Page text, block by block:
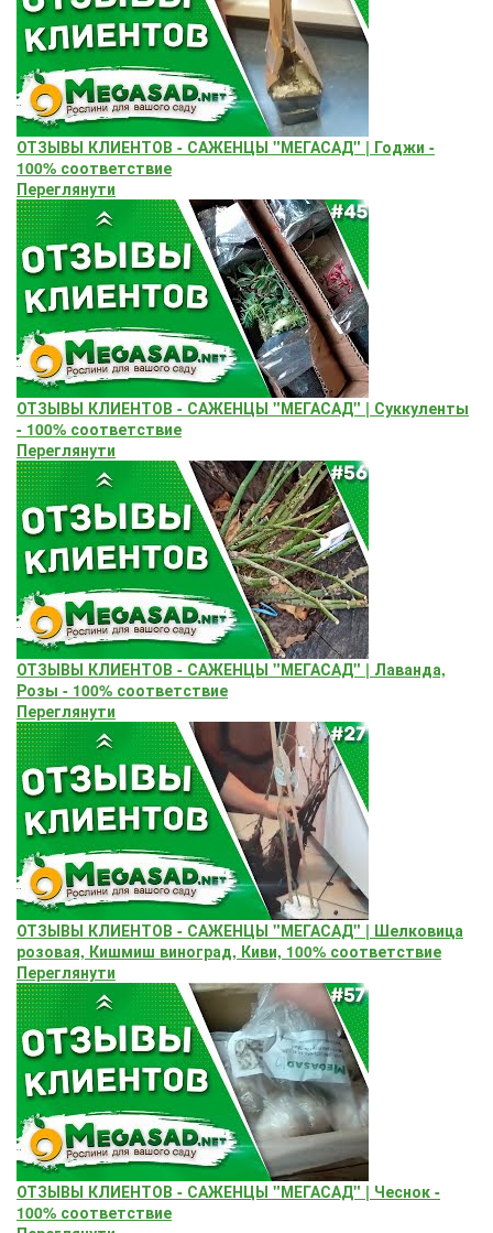
ОТЗЫВЫ КЛИЕНТОВ - САЖЕНЦЫ "МЕГАСАД" | Годжи -
100% соответствие
Переглянути
ОТЗЫВЫ КЛИЕНТОВ - САЖЕНЦЫ "МЕГАСАД" | Суккуленты
- 100% соответствие
Переглянути
ОТЗЫВЫ КЛИЕНТОВ - САЖЕНЦЫ "МЕГАСАД" | Лаванда,
Розы - 100% соответствие
Переглянути
ОТЗЫВЫ КЛИЕНТОВ - САЖЕНЦЫ "МЕГАСАД" | Шелковица
розовая, Кишмиш виноград, Киви, 100% соответствие
Переглянути
ОТЗЫВЫ КЛИЕНТОВ - САЖЕНЦЫ "МЕГАСАД" | Чеснок -
100% соответствие